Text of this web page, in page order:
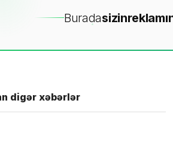
Buradasizin
digər xəbərlər